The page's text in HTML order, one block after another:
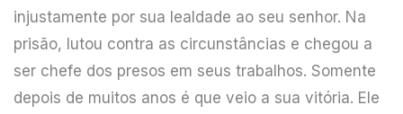
injustamente por sua lealdade ao seu senhor. Na
prisão, lutou contra as circunstâncias e chegou a
ser chefe dos presos em seus trabalhos. Somente
depois de muitos anos é que veio a sua vitória. Ele